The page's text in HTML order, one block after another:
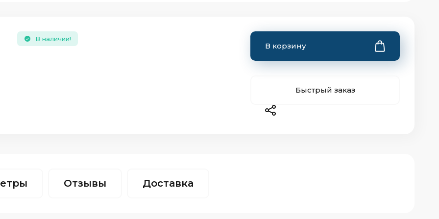
В наличии!
В корзину
Быстрый заказ
Отзывы Доставка